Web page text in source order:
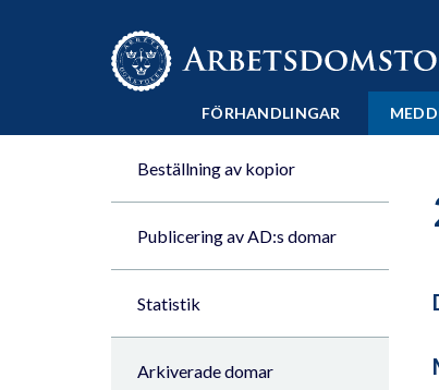
Till innehåll på sidan x
FÖRHANDLINGAR
Beställning av kopior
Publicering av AD:s domar
Statistik
Arkiverade domar